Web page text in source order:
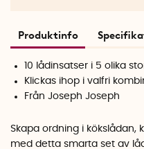
Produktinfo
10 lådinsatser i 5 olika
Klickas ihop i valfri
Från Joseph Joseph
Skapa ordning i kökslådan,
med detta smarta set av